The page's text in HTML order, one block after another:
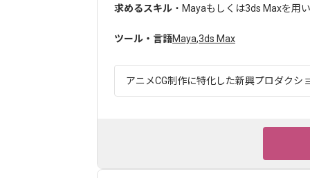
求めるスキル ・Mayaもしくは3ds Maxを用
ツール・言語Maya,3ds Max
アニメCG制作に特化した新興プロダクシ